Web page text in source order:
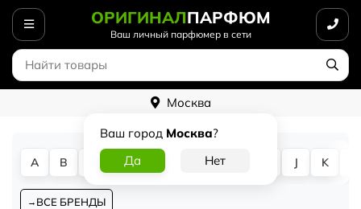
ОРИГИНАЛПАРФЮМ
Ваш личный парфюмер в сети
Москва
Ваш город Москва?
A B D G J K
ВСЕ БРЕНДЫ